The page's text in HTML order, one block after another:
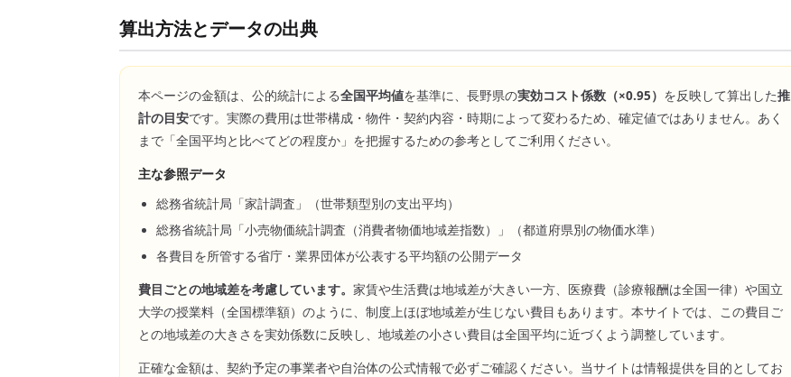
算出方法とデータの出典
本ページの金額は、公的統計による全国平均値を基準に、 長野県の実効コスト係数（×0.95） を反映して算出した推
計の目安です。実際の費用は世帯構成・物件・契約内容・時期によって変わるため、確定値ではありません。あく
まで「全国平均と比べてどの程度か」を把握するための参考としてご利用ください。
主な参照データ
総務省統計局「家計調査」（世帯類型別の支出平均）
総務省統計局「小売物価統計調査（消費者物価地域差指数）」（都道府県別の物価水準）
各費目を所管する省庁・業界団体が公表する平均額の公開データ
費目ごとの地域差を考慮しています。 家賃や生活費は地域差が大きい一方、医療費（診療報酬は全国一律）や国立
大学の授業料（全国標準額）のように、制度上ほぼ地域差が生じない費目もあります。本サイトでは、この費目ご
との地域差の大きさを実効係数に反映し、地域差の小さい費目は全国平均に近づくよう調整しています。
正確な金額は、契約予定の事業者や自治体の公式情報で必ずご確認ください。当サイトは情報提供を目的としてお